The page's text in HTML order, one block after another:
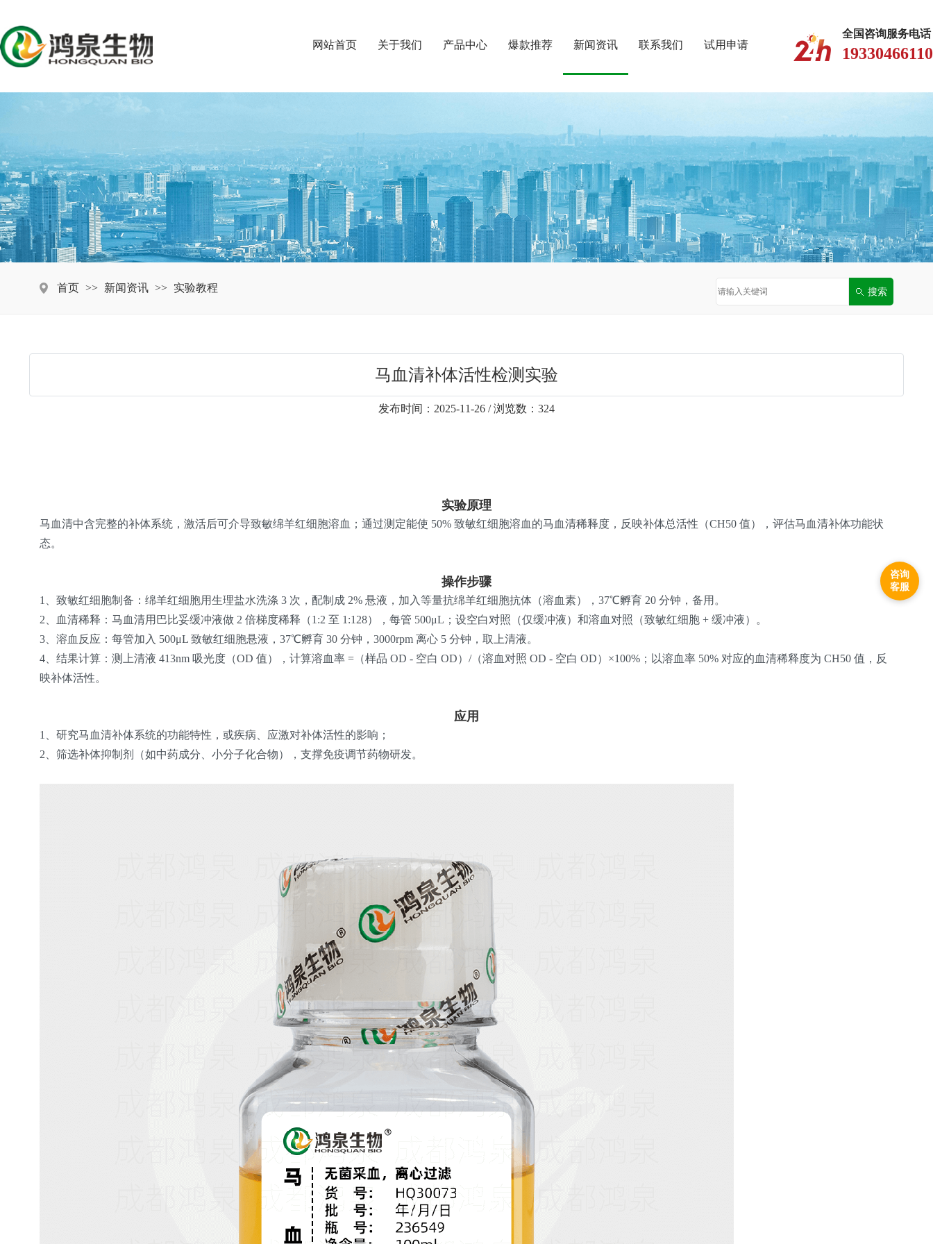
咨询
客服
网站首页 关于我们 产品中心 爆款推荐 新闻资讯 联系我们 试用申请
全国咨询服务电话
19330466110
首页 >> 新闻资讯 >> 实验教程
马血清补体活性检测实验
发布时间：2025-11-26 / 浏览数：324
实验原理
马血清中含完整的补体系统，激活后可介导致敏绵羊红细胞溶血；通过测定能使 50% 致敏红细胞溶血的马血清稀释度，反映补体总活性（CH50 值），评估马血清补体功能状
态。
操作步骤
1、致敏红细胞制备 ：绵羊红细胞用生理盐水洗涤 3 次，配制成 2% 悬液，加入等量抗绵羊红细胞抗体（溶血素），37℃孵育 20 分钟，备用。
2、血清稀释 ：马血清用巴比妥缓冲液做 2 倍梯度稀释（1:2 至 1:128），每管 500μL；设空白对照（仅缓冲液）和溶血对照（致敏红细胞 + 缓冲液）。
3、溶血反应 ：每管加入 500μL 致敏红细胞悬液，37℃孵育 30 分钟，3000rpm 离心 5 分钟，取上清液。
4、结果计算 ：测上清液 413nm 吸光度（OD 值），计算溶血率 =（样品 OD - 空白 OD）/（溶血对照 OD - 空白 OD）×100%；以溶血率 50% 对应的血清稀释度为 CH50 值，反
映补体活性。
应用
1、研究马血清补体系统的功能特性，或疾病、应激对补体活性的影响；
2、筛选补体抑制剂（如中药成分、小分子化合物），支撑免疫调节药物研发。